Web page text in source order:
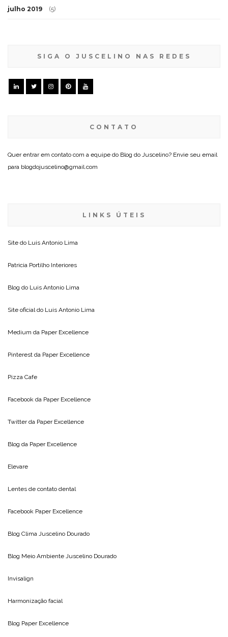
julho 2019 (5)
SIGA O JUSCELINO NAS REDES
CONTATO
Quer entrar em contato com a equipe do Blog do Juscelino? Envie seu email
para blogdojuscelino@gmail.com
LINKS ÚTEIS
Site do Luis Antonio Lima
Patricia Portilho Interiores
Blog do Luis Antonio Lima
Site oficial do Luis Antonio Lima
Medium da Paper Excellence
Pinterest da Paper Excellence
Pizza Cafe
Facebook da Paper Excellence
Twitter da Paper Excellence
Blog da Paper Excellence
Elevare
Lentes de contato dental
Facebook Paper Excellence
Blog Clima Juscelino Dourado
Blog Meio Ambiente Juscelino Dourado
Invisalign
Harmonização facial
Blog Paper Excellence